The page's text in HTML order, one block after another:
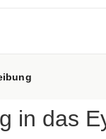
Peg-40/Ppg- 8
Linoleic
in das